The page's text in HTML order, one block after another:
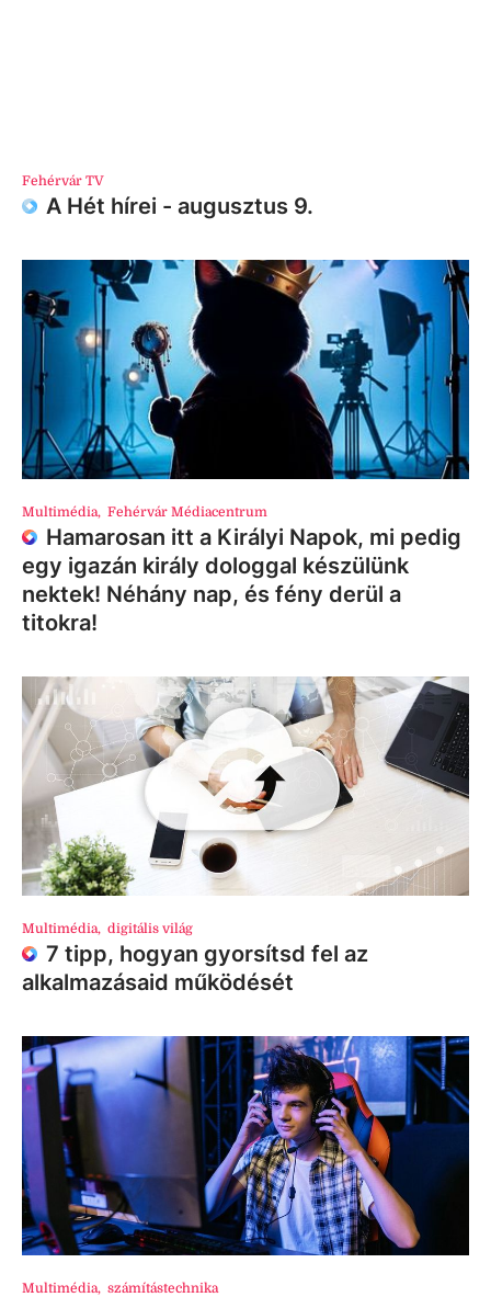
Fehérvár TV
A Hét hírei - augusztus 9.
Multimédia, Fehérvár Médiacentrum
Hamarosan itt a Királyi Napok, mi pedig
egy igazán király dologgal készülünk
nektek! Néhány nap, és fény derül a
titokra!
Multimédia, digitális világ
7 tipp, hogyan gyorsítsd fel az
alkalmazásaid működését
Multimédia, számítástechnika